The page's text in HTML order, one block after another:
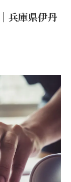
兵庫県伊丹